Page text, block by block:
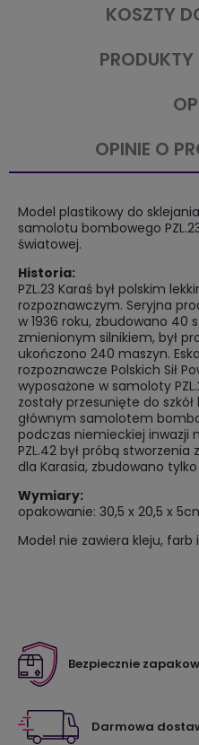
KOSZTY
CENA NIE ZAWIERA
OPINIE O
Model plastikowy do
samolotu bombowego
światowej.
Historia:
PZL.23 Karaś był polskim
rozpoznawczym. Seryjna
w 1936 roku, zbudowano 40
zmienionym silnikiem, był
ukończono 240 maszyn.
rozpoznawcze Polskich Sił
wyposażone w samoloty
zostały przesunięte do
głównym samolotem
podczas niemieckiej inwazji
PZL.42 był próbą
dla Karasia, zbudowano
Wymiary:
opakowanie: 30,5 x 20,5 x
Model nie zawiera kleju,
Bezpiecznie
Darmowa